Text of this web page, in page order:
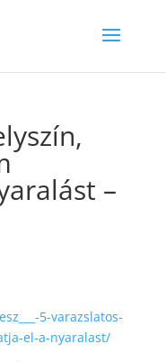
–
5-varazslatos-
el-a-nyaralast/